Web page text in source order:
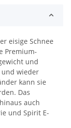
eisige Schnee
Premium-
und
wieder
kann sie
Das
auch
und Spirit E-